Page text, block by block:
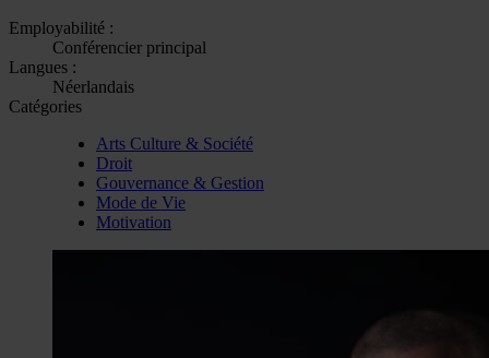
Employabilité :
Conférencier principal
Langues :
Néerlandais
Catégories
Arts Culture & Société
Droit
Gouvernance & Gestion
Mode de Vie
Motivation